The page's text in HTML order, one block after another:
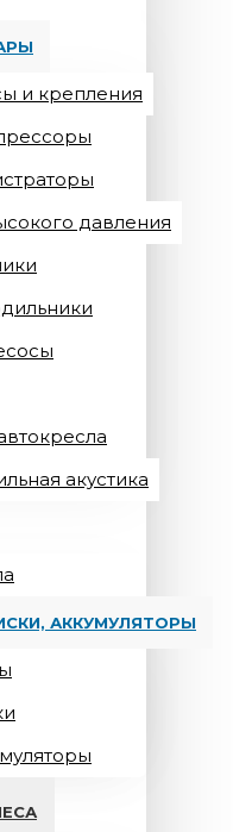
и крепления
давления
акустика
АККУМУЛЯТОРЫ